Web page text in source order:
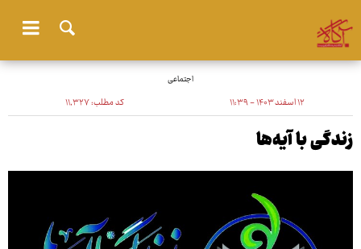
اجتماعی
۱۲ اسفند ۱۴۰۳ - ۱۱:۳۹ کد مطلب:۱۱٬۳۲۷
زندگی با آیه‌ها